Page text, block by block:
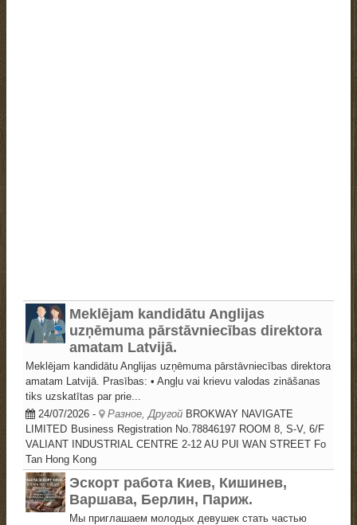
Meklējam kandidātu Anglijas
uzņēmuma pārstāvniecības direktora
amatam Latvijā.
Meklējam kandidātu Anglijas uzņēmuma pārstāvniecības direktora
amatam Latvijā. Prasības: • Angļu vai krievu valodas zināšanas
tiks uzskatītas par prie...
24/07/2026- Разное, Другой BROKWAY NAVIGATE
LIMITED Business Registration No.78846197 ROOM 8, S-V, 6/F
VALIANT INDUSTRIAL CENTRE 2-12 AU PUI WAN STREET Fo
Tan Hong Kong
Эскорт работа Киев, Кишинев,
Варшава, Берлин, Париж.
Мы приглашаем молодых девушек стать частью